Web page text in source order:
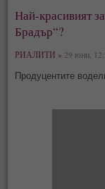
Най-красивият
Брадър“?
РИАЛИТИ » 29 юни,
Продуцентите